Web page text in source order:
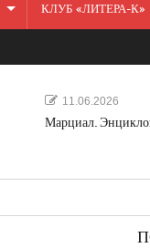
КЛУБ «ЛИТЕРА-К»
11.06.2026
Марциал.